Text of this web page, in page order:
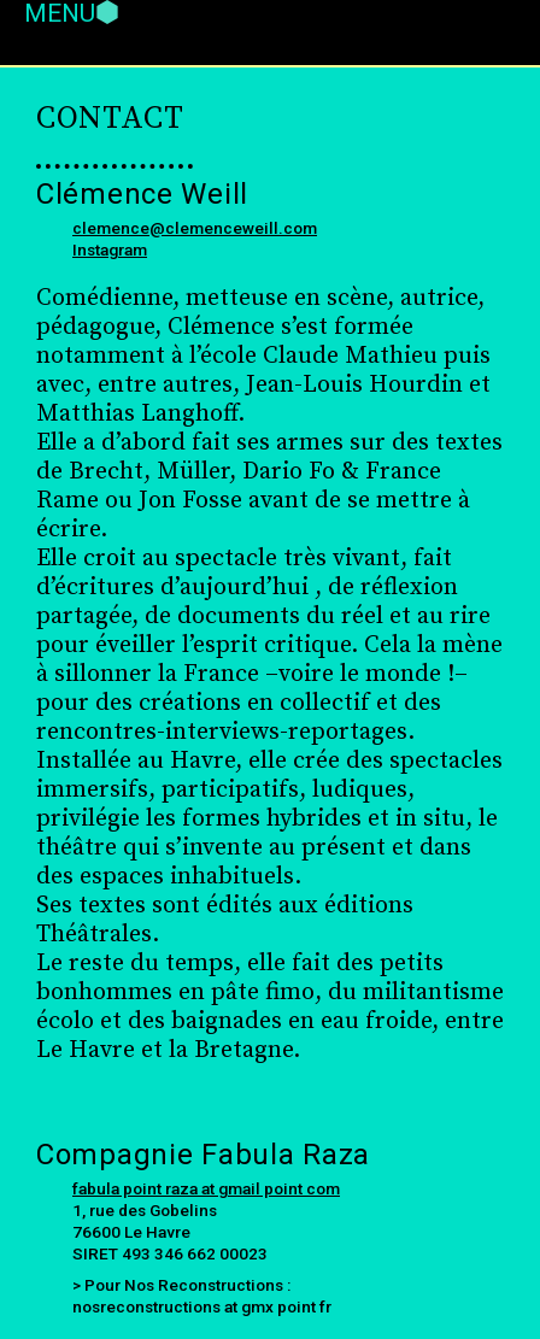
MENU
CONTACT
Clémence Weill
clemence@clemenceweill.com
Instagram
Comédienne, metteuse en scène, autrice,
pédagogue, Clémence s’est formée
notamment à l’école Claude Mathieu puis
avec, entre autres, Jean-Louis Hourdin et
Matthias Langhoff.
Elle a d’abord fait ses armes sur des textes
de Brecht, Müller, Dario Fo & France
Rame ou Jon Fosse avant de se mettre à
écrire.
Elle croit au spectacle très vivant, fait
d’écritures d’aujourd’hui , de réflexion
partagée, de documents du réel et au rire
pour éveiller l’esprit critique. Cela la mène
à sillonner la France –voire le monde !–
pour des créations en collectif et des
rencontres-interviews-reportages.
Installée au Havre, elle crée des spectacles
immersifs, participatifs, ludiques,
privilégie les formes hybrides et in situ, le
théâtre qui s’invente au présent et dans
des espaces inhabituels.
Ses textes sont édités aux éditions
Théâtrales.
Le reste du temps, elle fait des petits
bonhommes en pâte fimo, du militantisme
écolo et des baignades en eau froide, entre
Le Havre et la Bretagne.
Compagnie Fabula Raza
fabula point raza at gmail point com
1, rue des Gobelins
76600 Le Havre
SIRET 493 346 662 00023
> Pour Nos Reconstructions :
nosreconstructions at gmx point fr